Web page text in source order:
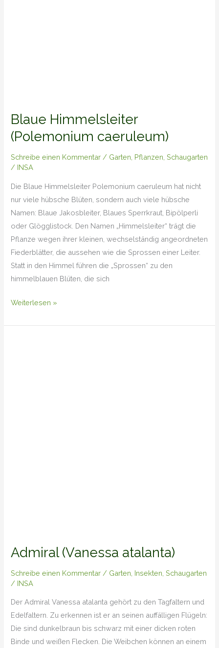
Blaue Himmelsleiter
(Polemonium caeruleum)
Schreibe einen Kommentar / Garten Pflanzen ,Schaugarten
/ INSA
Die Blaue Himmelsleiter Polemonium caeruleum hat nicht
nur viele hübsche Blüten, sondern auch viele hübsche
Namen: Blaue Jakosbleiter, Blaues Sperrkraut, Bipölperli
oder Glögglistock. Den Namen „Himmelsleiter“ trägt die
Pflanze wegen ihrer kleinen, wechselständig angeordneten
Fiederblätter, die aussehen wie die Sprossen einer Leiter.
Statt in den Himmel führen die „Sprossen“ zu den
himmelblauen Blüten, die sich
Weiterlesen »
Admiral (Vanessa atalanta)
Schreibe einen Kommentar / Garten Insekten ,Schaugarten
/ INSA
Der Admiral Vanessa atalanta gehört zu den Tagfaltern und
Edelfaltern. Zu erkennen ist er an seinen auffälligen Flügeln:
Die sind dunkelbraun bis schwarz mit einer dicken roten
Binde und weißen Flecken. Die Weibchen können an einem